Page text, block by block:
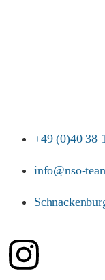
+49 (0)40 38
info@nso-